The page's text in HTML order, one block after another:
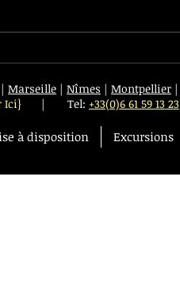
au Club Med
| Marseille | Nîmes | Montpellier
Ici} | Tel: +33(0)6 61 59 13 23
à disposition Excursions